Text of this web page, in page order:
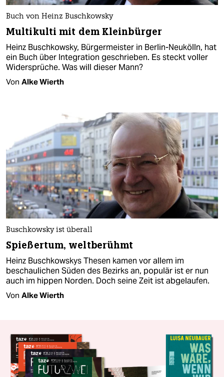
Buch von Heinz Buschkowsky
Multikulti mit dem Kleinbürger
Heinz Buschkowsky, Bürgermeister in Berlin-Neukölln, hat
ein Buch über Integration geschrieben. Es steckt voller
Widersprüche. Was will dieser Mann?
Von Alke Wierth
Buschkowsky ist überall
Spießertum, weltberühmt
Heinz Buschkowskys Thesen kamen vor allem im
beschaulichen Süden des Bezirks an, populär ist er nun
auch im hippen Norden. Doch seine Zeit ist abgelaufen.
Von Alke Wierth